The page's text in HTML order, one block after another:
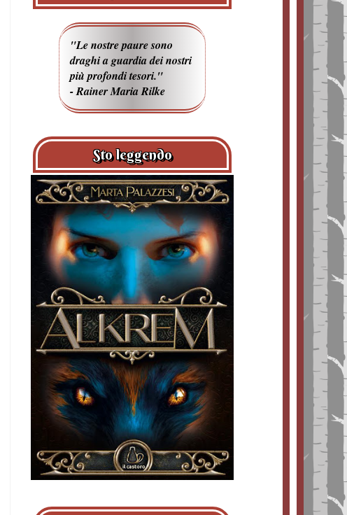
"Le nostre paure sono
draghi a guardia dei nostri
più profondi tesori."
- Rainer Maria Rilke
Sto leggendo